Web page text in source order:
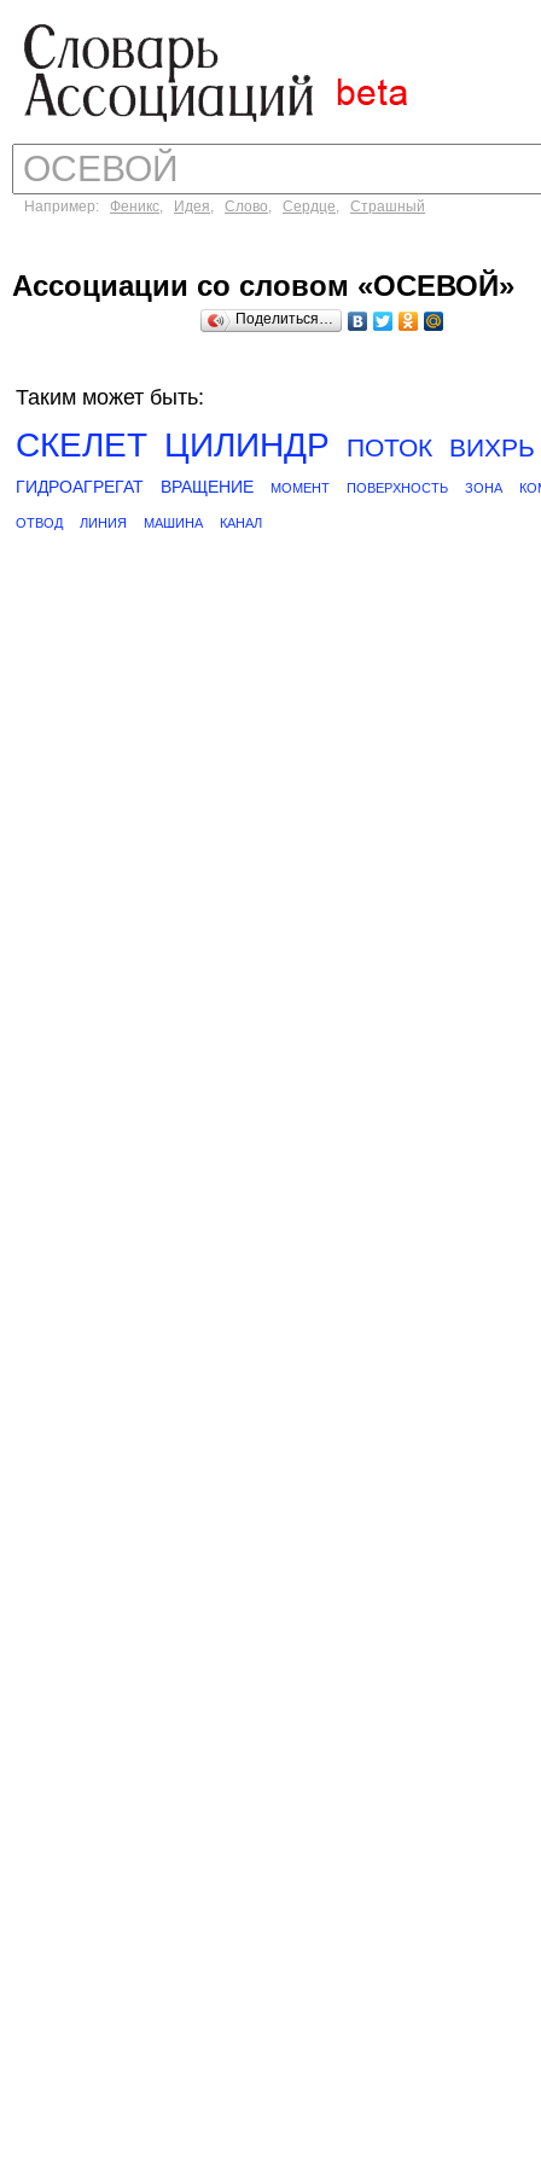
Например: Феникс, Идея, Слово, Сердце, Страшный
Ассоциации со словом «ОСЕВОЙ»
Поделиться…
Таким может быть:
СКЕЛЕТ ЦИЛИНДР ПОТОК ВИХРЬ
ГИДРОАГРЕГАТ ВРАЩЕНИЕ МОМЕНТ ПОВЕРХНОСТЬ ЗОНА
ОТВОД ЛИНИЯ МАШИНА КАНАЛ